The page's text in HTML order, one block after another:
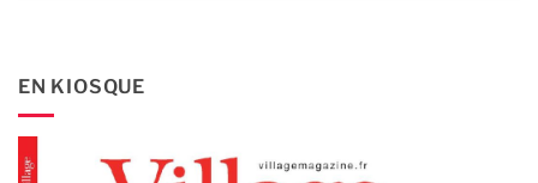
EN KIOSQUE